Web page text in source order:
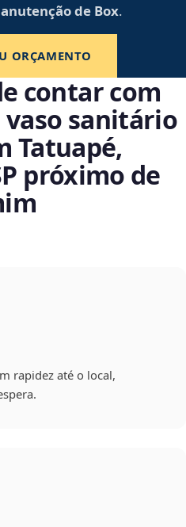
de Box.
ORÇAMENTO
contar com
sanitário
Tatuapé,
próximo de
rapidez até o local,